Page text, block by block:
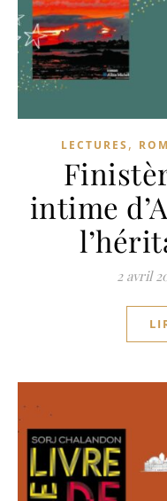
LECTURES ,
intime
2 avril